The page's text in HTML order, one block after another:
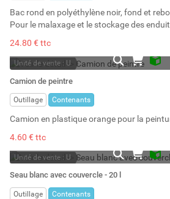
Bac rond en polyéthylène noir, fond et
Pour le malaxage et le stockage des
24.80 € ttc
Unité de vente : U
En stock
Stock : 7
Camion de peintre
Outillage Contenants
Camion en plastique orange pour la
4.60 € ttc
Unité de vente : U
En stock
Stock : 17
Seau blanc avec couvercle - 20 l
Outillage Contenants